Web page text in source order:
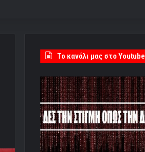
Tο κανάλι μας στο Youtube